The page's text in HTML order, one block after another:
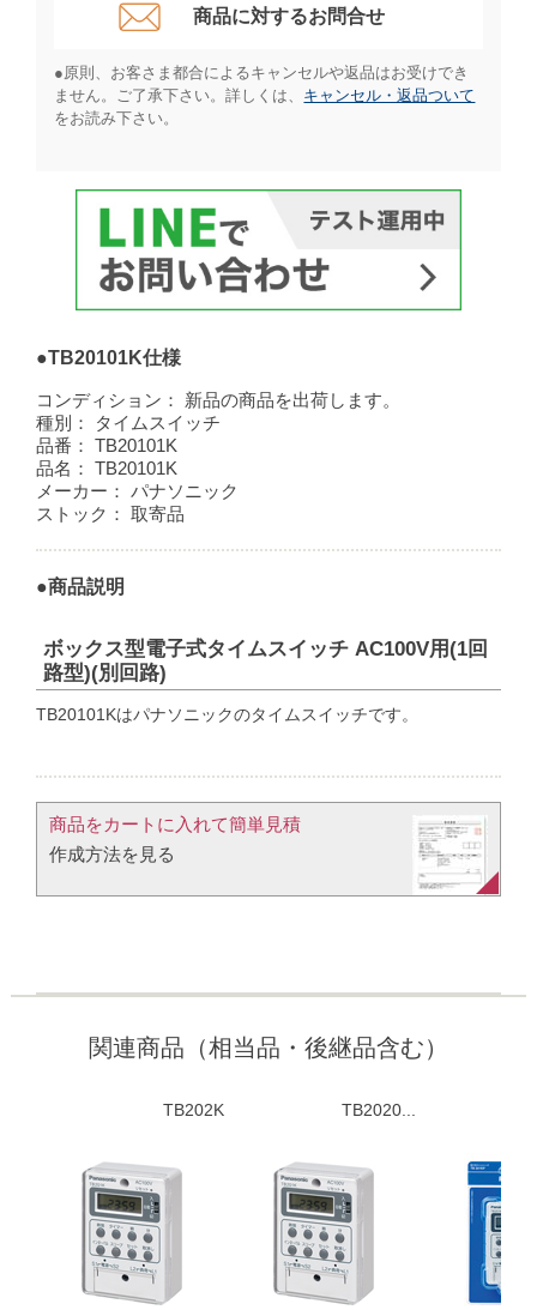
商品に対するお問合せ​
●原則、お客さま都合によるキャンセルや返品はお受けでき
ません。ご了承下さい。詳しくは、 キャンセル・返品ついて
をお読み下さい。​
●TB20101K仕様
コンディション：
新品の商品を出荷します。
種別：
タイムスイッチ
品番：
TB20101K
品名：
TB20101K
メーカー：
パナソニック
ストック：
取寄品
●商品説明
ボックス型電子式タイムスイッチ AC100V用(1回
路型)(別回路)
TB20101Kはパナソニックのタイムスイッチです。
商品をカートに入れて簡単見積​
作成方法を見る​​
関連商品（相当品・後継品含む）
TB202K TB2020...